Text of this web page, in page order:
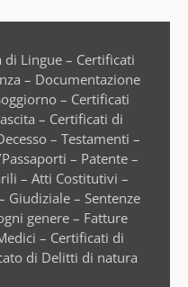
Lingue – Certificati
– Documentazione
– Certificati
– Certificati di
– Testamenti –
– Patente –
– Atti Costitutivi –
Giudiziale – Sentenze
genere – Fatture
– Certificati di
di Delitti di natura